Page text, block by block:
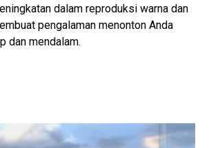
dalam reproduksi warna dan
pengalaman menonton Anda
dan mendalam.